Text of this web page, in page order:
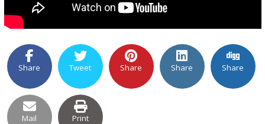
Share Tweet Share Share Share
Mail Print